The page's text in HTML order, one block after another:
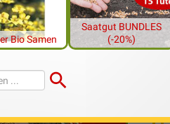
Bio Samen
Saatgut BUNDLES
(-20%)